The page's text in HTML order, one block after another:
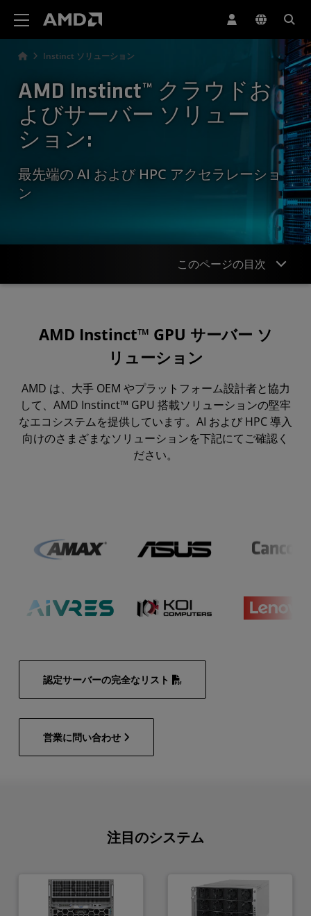
Instinct ソリューション
AMD Instinct™ クラウドお
よびサーバー ソリュー
ション:
最先端の AI および HPC アクセラレーショ
ン
このページの目次
パートナー エコシステム
すべてのシステム
クラウド ソリューション
リソース
AMD Instinct™ GPU サーバー ソ
リューション
AMD は、大手 OEM やプラットフォーム設計者と協力
して、AMD Instinct™ GPU 搭載ソリューションの堅牢
なエコシステムを提供しています。AI および HPC 導入
向けのさまざまなソリューションを下記にてご確認く
ださい。
認定サーバーの完全なリスト
営業に問い合わせ
注目のシステム